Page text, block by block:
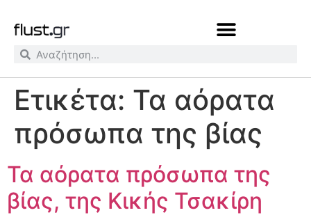
Ετικέτα: Τα αόρατα
πρόσωπα της βίας
Τα αόρατα πρόσωπα της
βίας, της Κικής Τσακίρη